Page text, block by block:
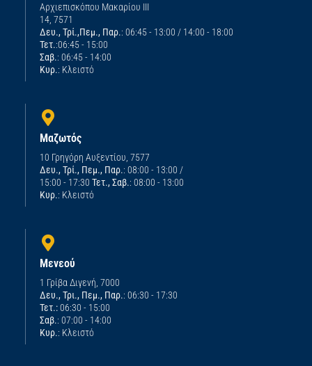
Αρχιεπισκόπου Μακαρίου ΙΙΙ
14, 7571
Δευ., Τρί.,Πεμ., Παρ.: 06:45 - 13:00 / 14:00 - 18:00
Τετ.:06:45 - 15:00
Σαβ.: 06:45 - 14:00
Κυρ.: Κλειστό
Μαζωτός
10 Γρηγόρη Αυξεντίου, 7577
Δευ., Τρί., Πεμ., Παρ.: 08:00 - 13:00 /
15:00 - 17:30 Τετ., Σαβ.: 08:00 - 13:00
Κυρ.: Κλειστό
Μενεού
1 Γρίβα Διγενή, 7000
Δευ., Τρι., Πεμ., Παρ.: 06:30 - 17:30
Τετ.:06:30 - 15:00
Σαβ.: 07:00 - 14:00
Κυρ.: Κλειστό